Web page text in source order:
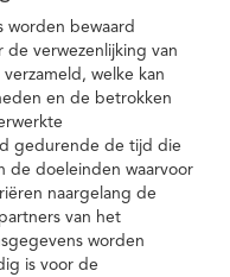
worden bewaard
verwezenlijking van
welke kan
en de betrokken
gedurende de tijd die
de doeleinden waarvoor
naargelang de
van het
worden
is voor de